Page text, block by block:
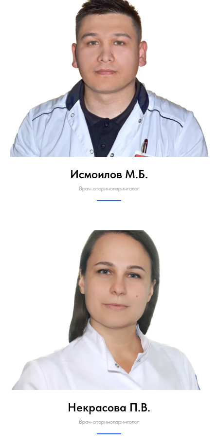
Исмоилов М.Б.
Врач-оториноларинголог
Некрасова П.В.
Врач-оториноларинголог